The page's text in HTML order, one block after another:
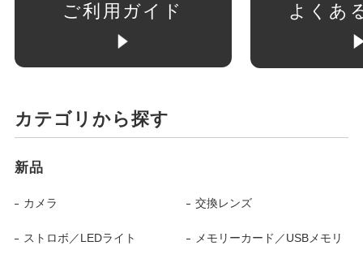
ご利用ガイド よくあ
カテゴリから探す
新品
カメラ 交換レンズ
ストロボ／LEDライト メモリーカード／USBメモリ